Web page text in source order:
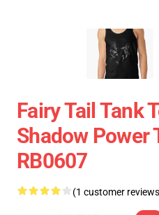
Fairy Tail Tank
Shadow Power
RB0607
(1 customer